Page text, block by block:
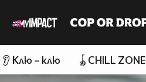
👂 Клю – клю 🪀CHILL ZONE